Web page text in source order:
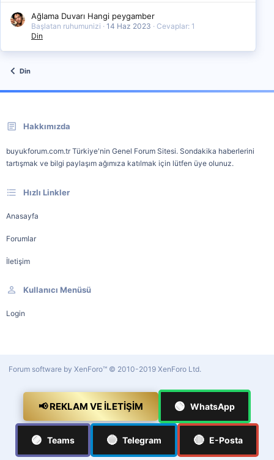
Ağlama Duvarı Hangi peygamber
Başlatan ruhumunizi 14 Haz 2023
Cevaplar: 1
Din
Din
Hakkımızda
buyukforum.com.tr Türkiye'nin Genel Forum Sitesi. Sondakika haberlerini
tartışmak ve bilgi paylaşım ağımıza katılmak için lütfen üye olunuz.
Hızlı Linkler
Anasayfa
Forumlar
İletişim
Kullanıcı Menüsü
Login
Forum software by XenForo™ © 2010-2019 XenForo Ltd.
📢 REKLAM VE İLETIŞIM 🟢 WhatsApp
🟣 Teams 🔵 Telegram 🔴 E-Posta